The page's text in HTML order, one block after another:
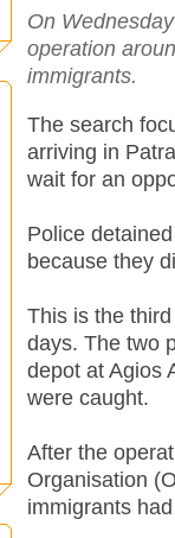
On
operation
immigrants.
The search
arriving in
wait for an
Police
because they
This is the
days. The two
depot at Agios
were caught.
After the
Organisation
immigrants